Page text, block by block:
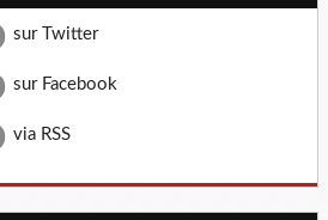
sur Twitter
sur Facebook
via RSS